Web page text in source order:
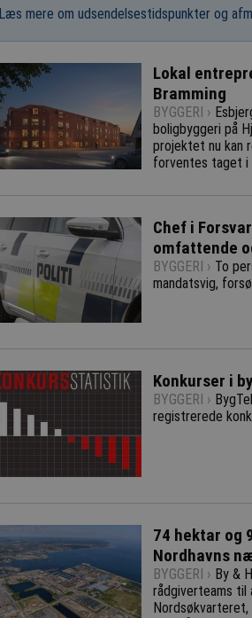
Læs mere om udsendelsestidspunkter og
Lokal
Bramming
BYGGERI ›
boligbyggeri på
projektet nu kan
forventes taget i
Chef i
omfattende
BYGGERI › To
mandatsvig,
Konkurser i
BYGGERI ›
registrerede
74 hektar og
Nordhavns
BYGGERI › By &
rådgiverteams til
Nordsøkvarteret,